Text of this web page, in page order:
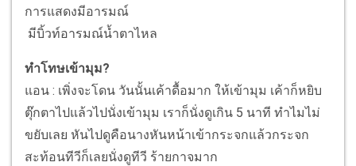
การแสดงมีอารมณ์
มีบิ้วท์อารมณ์น้ำตาไหล
ทำโทษเข้ามุม?
แอน : เพิ่งจะโดน วันนั้นเค้าดื้อมาก ให้เข้ามุม เค้าก็หยิบ
ตุ๊กตาไปแล้วไปนั่งเข้ามุม เราก็นั่งดูเกิน 5 นาที ทำไมไม่
ขยับเลย หันไปดูคือนางหันหน้าเข้ากระจกแล้วกระจก
สะท้อนทีวีก็เลยนั่งดูทีวี ร้ายกาจมาก